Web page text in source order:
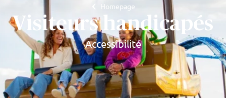
Homepage
Visiteurs handicapés
Accessibilité